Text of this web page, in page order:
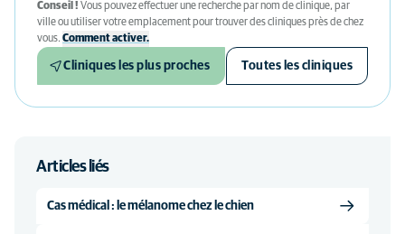
Conseil ! Vous pouvez effectuer une recherche par nom de clinique, par
ville ou utiliser votre emplacement pour trouver des cliniques près de chez
vous. Comment activer.
Cliniques les plus proches Toutes les cliniques
Articles liés
Cas médical : le mélanome chez le chien